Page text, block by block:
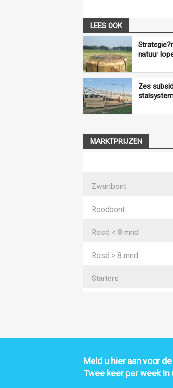
LEES OOK
natuur
Zes
MARKTPRIJZEN
Zwartbont
Roodbont
Rosé < 8 mnd
Rosé > 8 mnd
Starters
Meld u hier aan voor
Twee keer per week in